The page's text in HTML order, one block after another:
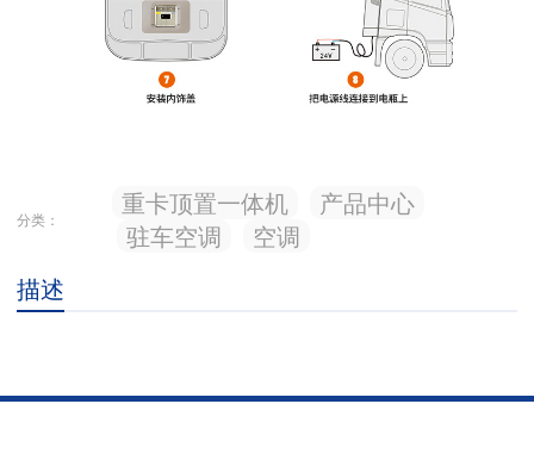
分类： 重卡顶置一体机
产品中心
驻车空调
空调
描述